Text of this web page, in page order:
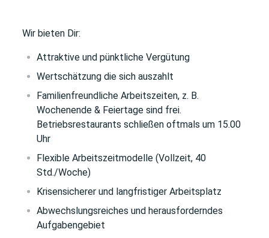
Wir bieten Dir:
Attraktive und pünktliche Vergütung
Wertschätzung die sich auszahlt
Familienfreundliche Arbeitszeiten, z. B.
Wochenende & Feiertage sind frei.
Betriebsrestaurants schließen oftmals um 15.00
Uhr
Flexible Arbeitszeitmodelle (Vollzeit, 40
Std./Woche)
Krisensicherer und langfristiger Arbeitsplatz
Abwechslungsreiches und herausforderndes
Aufgabengebiet